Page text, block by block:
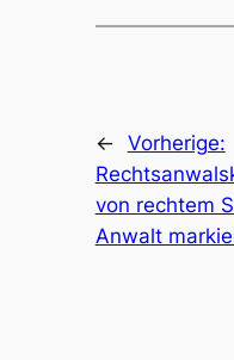
← Vorherige:
von rechtem
Anwalt